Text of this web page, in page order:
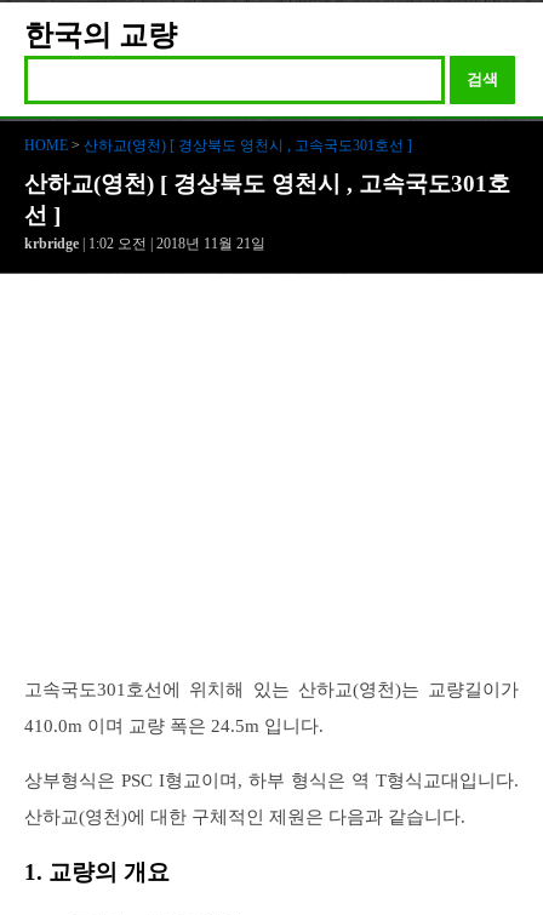
한국의 교량
검색
HOME > 산하교(영천) [ 경상북도 영천시 , 고속국도301호선 ]
산하교(영천) [ 경상북도 영천시 , 고속국도301호
선 ]
krbridge | 1:02 오전 | 2018년 11월 21일
고속국도301호선에 위치해 있는 산하교(영천)는 교량길이가
410.0m 이며 교량 폭은 24.5m 입니다.
상부형식은 PSC I형교이며, 하부 형식은 역 T형식교대입니다.
산하교(영천)에 대한 구체적인 제원은 다음과 같습니다.
1. 교량의 개요